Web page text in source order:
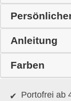
Anleitung
Farben
Portofrei ab